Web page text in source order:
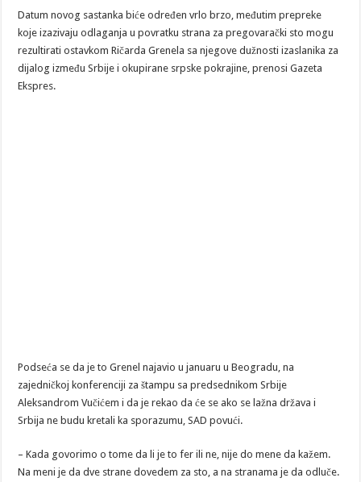
Datum novog sastanka biće određen vrlo brzo, međutim prepreke
koje izazivaju odlaganja u povratku strana za pregovarački sto mogu
rezultirati ostavkom Ričarda Grenela sa njegove dužnosti izaslanika za
dijalog između Srbije i okupirane srpske pokrajine, prenosi Gazeta
Ekspres.
Podseća se da je to Grenel najavio u januaru u Beogradu, na
zajedničkoj konferenciji za štampu sa predsednikom Srbije
Aleksandrom Vučićem i da je rekao da će se ako se lažna država i
Srbija ne budu kretali ka sporazumu, SAD povući.
– Kada govorimo o tome da li je to fer ili ne, nije do mene da kažem.
Na meni je da dve strane dovedem za sto, a na stranama je da odluče.